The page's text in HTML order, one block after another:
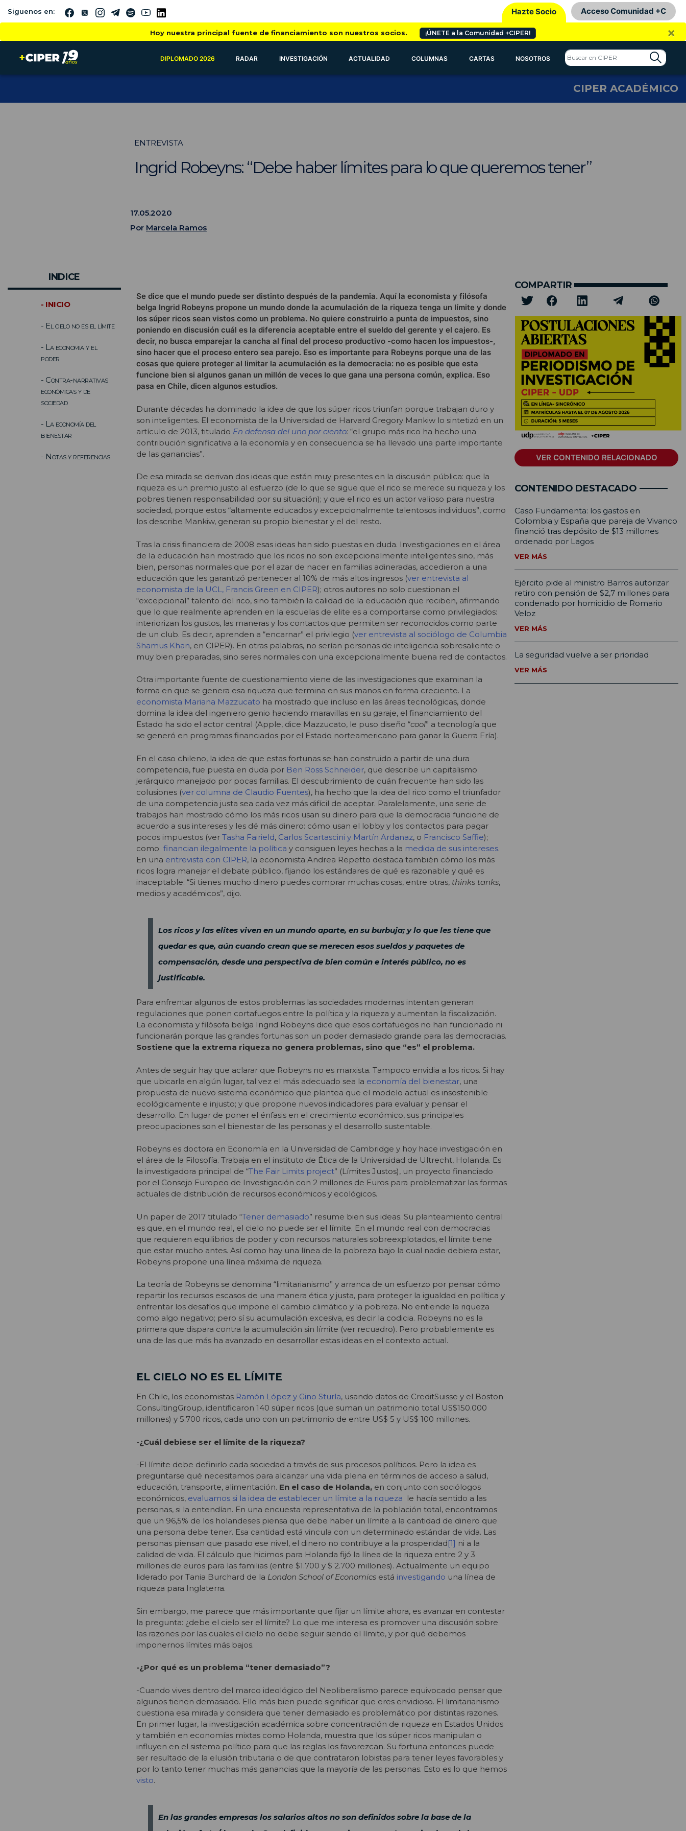
Siguenos en: Hazte Socio Acceso Comunidad +C
Hoy nuestra principal fuente de financiamiento son nuestros socios. ¡ÚNETE a la Comunidad +CIPER! ×
DIPLOMADO 2026 RADAR INVESTIGACIÓN ACTUALIDAD COLUMNAS CARTAS NOSOTROS
CIPER ACADÉMICO
ENTREVISTA
Ingrid Robeyns: “Debe haber límites para lo que queremos tener”
17.05.2020
Por Marcela Ramos
INDICE
- INICIO
- El cielo no es el límite
- La economia y el
poder
- Contra-narrativas
económicas y de
sociedad
- La economía del
bienestar
- Notas y referencias
Se dice que el mundo puede ser distinto después de la pandemia. Aquí la economista y filósofa
belga Ingrid Robeyns propone un mundo donde la acumulación de la riqueza tenga un límite y donde
los súper ricos sean vistos como un problema. No quiere construirlo a punta de impuestos, sino
poniendo en discusión cuál es la diferencia aceptable entre el sueldo del gerente y el cajero. Es
decir, no busca emparejar la cancha al final del proceso productivo -como hacen los impuestos-,
sino hacer que el proceso entero sea parejo. Eso es importante para Robeyns porque una de las
cosas que quiere proteger al limitar la acumulación es la democracia: no es posible que esta
funcione bien si algunos ganan un millón de veces lo que gana una persona común, explica. Eso
pasa en Chile, dicen algunos estudios.
Durante décadas ha dominado la idea de que los súper ricos triunfan porque trabajan duro y
son inteligentes. El economista de la Universidad de Harvard Gregory Mankiw lo sintetizó en un
artículo de 2013, titulado En defensa del uno por ciento: “el grupo más rico ha hecho una
contribución significativa a la economía y en consecuencia se ha llevado una parte importante
de las ganancias”.
De esa mirada se derivan dos ideas que están muy presentes en la discusión pública: que la
riqueza es un premio justo al esfuerzo (de lo que se sigue que el rico se merece su riqueza y los
pobres tienen responsabilidad por su situación); y que el rico es un actor valioso para nuestra
sociedad, porque estos “altamente educados y excepcionalmente talentosos individuos”, como
los describe Mankiw, generan su propio bienestar y el del resto.
Tras la crisis financiera de 2008 esas ideas han sido puestas en duda. Investigaciones en el área
de la educación han mostrado que los ricos no son excepcionalmente inteligentes sino, más
bien, personas normales que por el azar de nacer en familias adineradas, accedieron a una
educación que les garantizó pertenecer al 10% de más altos ingresos (ver entrevista al
economista de la UCL, Francis Green en CIPER); otros autores no solo cuestionan el
“excepcional” talento del rico, sino también la calidad de la educación que reciben, afirmando
que lo que realmente aprenden en la escuelas de elite es a comportarse como privilegiados:
interiorizan los gustos, las maneras y los contactos que permiten ser reconocidos como parte
de un club. Es decir, aprenden a “encarnar” el privilegio (ver entrevista al sociólogo de Columbia
Shamus Khan, en CIPER). En otras palabras, no serían personas de inteligencia sobresaliente o
muy bien preparadas, sino seres normales con una excepcionalmente buena red de contactos.
Otra importante fuente de cuestionamiento viene de las investigaciones que examinan la
forma en que se genera esa riqueza que termina en sus manos en forma creciente. La
economista Mariana Mazzucato ha mostrado que incluso en las áreas tecnológicas, donde
domina la idea del ingeniero genio haciendo maravillas en su garaje, el financiamiento del
Estado ha sido el actor central (Apple, dice Mazzucato, le puso diseño “cool” a tecnología que
se generó en programas financiados por el Estado norteamericano para ganar la Guerra Fría).
En el caso chileno, la idea de que estas fortunas se han construido a partir de una dura
competencia, fue puesta en duda por Ben Ross Schneider, que describe un capitalismo
jerárquico manejado por pocas familias. El descubrimiento de cuán frecuente han sido las
colusiones (ver columna de Claudio Fuentes), ha hecho que la idea del rico como el triunfador
de una competencia justa sea cada vez más difícil de aceptar. Paralelamente, una serie de
trabajos han mostrado cómo los más ricos usan su dinero para que la democracia funcione de
acuerdo a sus intereses y les dé más dinero: cómo usan el lobby y los contactos para pagar
pocos impuestos (ver Tasha Fairield, Carlos Scartascini y Martín Ardanaz, o Francisco Saffie);
como financian ilegalmente la política y consiguen leyes hechas a la medida de sus intereses.
En una entrevista con CIPER, la economista Andrea Repetto destaca también cómo los más
ricos logra manejar el debate público, fijando los estándares de qué es razonable y qué es
inaceptable: “Si tienes mucho dinero puedes comprar muchas cosas, entre otras, thinks tanks,
medios y académicos”, dijo.
Los ricos y las elites viven en un mundo aparte, en su burbuja; y lo que les tiene que
quedar es que, aún cuando crean que se merecen esos sueldos y paquetes de
compensación, desde una perspectiva de bien común e interés público, no es
justificable.
Para enfrentar algunos de estos problemas las sociedades modernas intentan generan
regulaciones que ponen cortafuegos entre la política y la riqueza y aumentan la fiscalización.
La economista y filósofa belga Ingrid Robeyns dice que esos cortafuegos no han funcionado ni
funcionarán porque las grandes fortunas son un poder demasiado grande para las democracias.
Sostiene que la extrema riqueza no genera problemas, sino que “es” el problema.
Antes de seguir hay que aclarar que Robeyns no es marxista. Tampoco envidia a los ricos. Si hay
que ubicarla en algún lugar, tal vez el más adecuado sea la economía del bienestar, una
propuesta de nuevo sistema económico que plantea que el modelo actual es insostenible
ecológicamente e injusto; y que propone nuevos indicadores para evaluar y pensar el
desarrollo. En lugar de poner el énfasis en el crecimiento económico, sus principales
preocupaciones son el bienestar de las personas y el desarrollo sustentable.
Robeyns es doctora en Economía en la Universidad de Cambridge y hoy hace investigación en
el área de la Filosofía. Trabaja en el instituto de Ética de la Universidad de Ultrecht, Holanda. Es
la investigadora principal de “The Fair Limits project” (Límites Justos), un proyecto financiado
por el Consejo Europeo de Investigación con 2 millones de Euros para problematizar las formas
actuales de distribución de recursos económicos y ecológicos.
Un paper de 2017 titulado “Tener demasiado” resume bien sus ideas. Su planteamiento central
es que, en el mundo real, el cielo no puede ser el límite. En el mundo real con democracias
que requieren equilibrios de poder y con recursos naturales sobreexplotados, el límite tiene
que estar mucho antes. Así como hay una línea de la pobreza bajo la cual nadie debiera estar,
Robeyns propone una línea máxima de riqueza.
La teoría de Robeyns se denomina “limitarianismo” y arranca de un esfuerzo por pensar cómo
repartir los recursos escasos de una manera ética y justa, para proteger la igualdad en política y
enfrentar los desafíos que impone el cambio climático y la pobreza. No entiende la riqueza
como algo negativo; pero sí su acumulación excesiva, es decir la codicia. Robeyns no es la
primera que dispara contra la acumulación sin límite (ver recuadro). Pero probablemente es
una de las que más ha avanzado en desarrollar estas ideas en el contexto actual.
EL CIELO NO ES EL LÍMITE
En Chile, los economistas Ramón López y Gino Sturla, usando datos de CreditSuisse y el Boston
ConsultingGroup, identificaron 140 súper ricos (que suman un patrimonio total US$150.000
millones) y 5.700 ricos, cada uno con un patrimonio de entre US$ 5 y US$ 100 millones.
-¿Cuál debiese ser el límite de la riqueza?
-El límite debe definirlo cada sociedad a través de sus procesos políticos. Pero la idea es
preguntarse qué necesitamos para alcanzar una vida plena en términos de acceso a salud,
educación, transporte, alimentación. En el caso de Holanda, en conjunto con sociólogos
económicos, evaluamos si la idea de establecer un límite a la riqueza le hacía sentido a las
personas, si la entendían. En una encuesta representativa de la población total, encontramos
que un 96,5% de los holandeses piensa que debe haber un límite a la cantidad de dinero que
una persona debe tener. Esa cantidad está vincula con un determinado estándar de vida. Las
personas piensan que pasado ese nivel, el dinero no contribuye a la prosperidad[1] ni a la
calidad de vida. El cálculo que hicimos para Holanda fijó la línea de la riqueza entre 2 y 3
millones de euros para las familias (entre $1.700 y $ 2.700 millones). Actualmente un equipo
liderado por Tania Burchard de la London School of Economics está investigando una línea de
riqueza para Inglaterra.
Sin embargo, me parece que más importante que fijar un límite ahora, es avanzar en contestar
la pregunta: ¿debe el cielo ser el límite? Lo que me interesa es promover una discusión sobre
las razones por las cuales el cielo no debe seguir siendo el límite, y por qué debemos
imponernos límites más bajos.
-¿Por qué es un problema “tener demasiado”?
-Cuando vives dentro del marco ideológico del Neoliberalismo parece equivocado pensar que
algunos tienen demasiado. Ello más bien puede significar que eres envidioso. El limitarianismo
cuestiona esa mirada y considera que tener demasiado es problemático por distintas razones.
En primer lugar, la investigación académica sobre concentración de riqueza en Estados Unidos
y también en economías mixtas como Holanda, muestra que los súper ricos manipulan o
influyen en el sistema político para que las reglas los favorezcan. Su fortuna entonces puede
ser resultado de la elusión tributaria o de que contrataron lobistas para tener leyes favorables y
por lo tanto tener muchas más ganancias que la mayoría de las personas. Esto es lo que hemos
visto.
En las grandes empresas los salarios altos no son definidos sobre la base de la
COMPARTIR
VER CONTENIDO RELACIONADO
CONTENIDO DESTACADO
Caso Fundamenta: los gastos en
Colombia y España que pareja de Vivanco
financió tras depósito de $13 millones
ordenado por Lagos
VER MÁS
Ejército pide al ministro Barros autorizar
retiro con pensión de $2,7 millones para
condenado por homicidio de Romario
Veloz
VER MÁS
La seguridad vuelve a ser prioridad
VER MÁS